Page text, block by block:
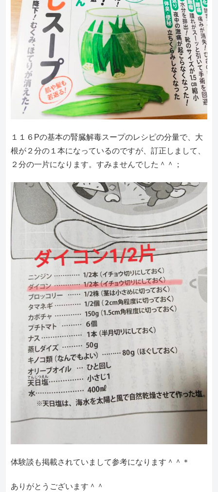
１１６Pの基本の腎臓解毒スープのレシピの分量で、大
根が２分の１本になっているのですが、訂正しまして、
２分の一片になります。すみませんでした＾＾；
体験談も掲載されていまして参考になります＾＾＊
ありがとうございます＾＾